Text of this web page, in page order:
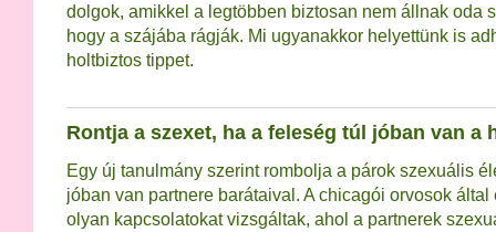
dolgok, amikkel a legtöbben biztosan nem állnak oda
hogy a szájába rágják. Mi ugyanakkor helyettünk is
holtbiztos tippet.
Rontja a szexet, ha a feleség túl jóban van a
Egy új tanulmány szerint rombolja a párok szexuális
jóban van partnere barátaival. A chicagói orvosok által
olyan kapcsolatokat vizsgáltak, ahol a partnerek